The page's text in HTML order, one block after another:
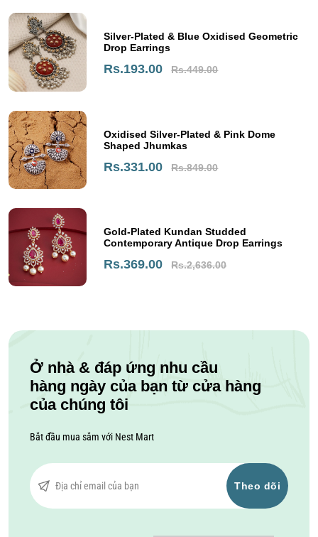
Silver-Plated & Blue Oxidised Geometric
Drop Earrings
Rs.193.00 Rs.449.00
Oxidised Silver-Plated & Pink Dome
Shaped Jhumkas
Rs.331.00 Rs.849.00
Gold-Plated Kundan Studded
Contemporary Antique Drop Earrings
Rs.369.00 Rs.2,636.00
Ở nhà & đáp ứng nhu cầu
hàng ngày của bạn từ cửa hàng
của chúng tôi
Bắt đầu mua sắm với Nest Mart
Theo dõi